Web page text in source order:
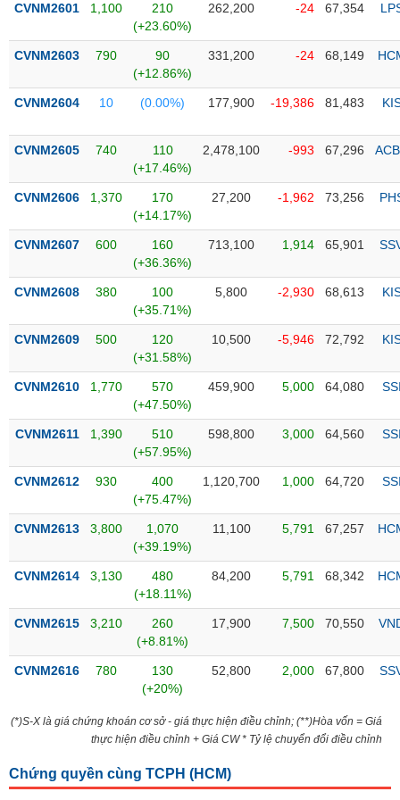
thái
phiếu
mô
thị
Niêm
Niêm
mới
yết
sung
niêm
yết
Theo
dõi
biệt
được
quỹ
mục
ETF
phiếu
tiết
CVNM2601 1,100
210
(+23.60%)
262,200 -24 67,354
CVNM2603 790
90
(+12.86%)
331,200 -24 68,149
CVNM2604 10 (0.00%) 177,900 -19,386 81,483
CVNM2605 740
110
(+17.46%)
2,478,100 -993 67,296
CVNM2606 1,370
170
(+14.17%)
27,200 -1,962 73,256
CVNM2607 600
160
(+36.36%)
713,100 1,914 65,901
CVNM2608 380
100
(+35.71%)
5,800 -2,930 68,613
CVNM2609 500
120
(+31.58%)
10,500 -5,946 72,792
CVNM2610 1,770
570
(+47.50%)
459,900 5,000 64,080
CVNM2611 1,390
510
(+57.95%)
598,800 3,000 64,560
CVNM2612 930
400
(+75.47%)
1,120,700 1,000 64,720
CVNM2613 3,800
1,070
(+39.19%)
11,100 5,791 67,257
CVNM2614 3,130
480
(+18.11%)
84,200 5,791 68,342
CVNM2615 3,210
260
(+8.81%)
17,900 7,500 70,550
CVNM2616 780
130
(+20%)
52,800 2,000 67,800
(*)S-X là giá chứng khoán cơ sở - giá thực hiện điều chỉnh; (**)Hòa vốn = Giá
thực hiện điều chỉnh + Giá CW * Tỷ lệ chuyển đổi điều chỉnh
Chứng quyền cùng TCPH (HCM)
NGÀNH
DOANH
NGHIỆP
PHIẾU
PHÁI
TRÁI
CÔNG
ĐẦU
TƯ
DỮ
MỚI
(-)